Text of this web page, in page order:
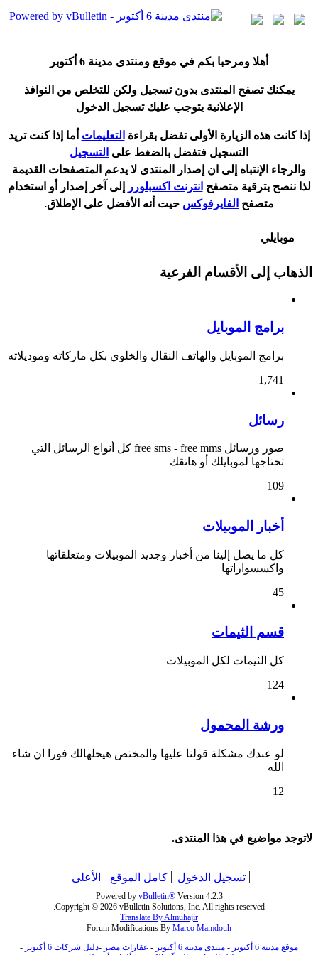
هلا ومرحبا بكم في موقع ومنتدى مدينة 6 أكتوبر
يمكنك تصفح المنتدى بدون تسجيل ولكن للتخلص من النوافذ
الإعلانية يتوجب عليك تسجيل الدخول
إذا كانت هذه الزيارة الأولى تفضل بقراءة التعليمات ما إذا كنت تريد
التسجيل فتفضل بالضغط على التسجيل
والرجاء الإنتباه إلى ان إصدار المنتدى لا يدعم المتصفحات القديمة
لذا ننصح بترقية متصفح انترنت اكسبلورر إلى آخر إصدار أو استخدام
متصفح الفايرفوكس حيت نه الأفضل على الإطلاق.
موبايلي
الذهاب إلى الأقسام الفرعية
برامج الموبايل
برامج الموبايل والهاتف النقال والخلوي بكل ماركاته وموديلاته
1,741
رسائل
صور ورسائل free sms - free mms كل أنواع الرسائل التي
تحتاجها لموبايلك أو هاتقك
109
أخبار الموبيلات
كل ما يصل إلينا من أخبار وجديد الموبيلات ومتعلقاتها
واكسسواراتها
45
قسم الثيمات
كل الثيمات لكل الموبيلات
124
ورشة المحمول
لو عندك مشكلة قولنا عليها والمختص هيحلهالك فورا ان شاء
الله
12
لاتوجد مواضيع في هذا المنتدى.
تسجيل الدخول كامل الموقع الأعلى
Powered by vBulletin®Version 4.2.3
Copyright © 2026 vBulletin Solutions, Inc. All rights reserved.
Translate By Almuhajir
Forum Modifications By Marco Mamdouh
موقع مدينة 6 أكتوبر
- منتدى مدينة 6 أكتوبر - عقارات مصر -دليل شركات 6 أكتوبر
-